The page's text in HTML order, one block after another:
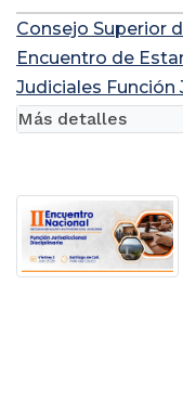
Consejo Superior
Encuentro de
Judiciales
Más detalles